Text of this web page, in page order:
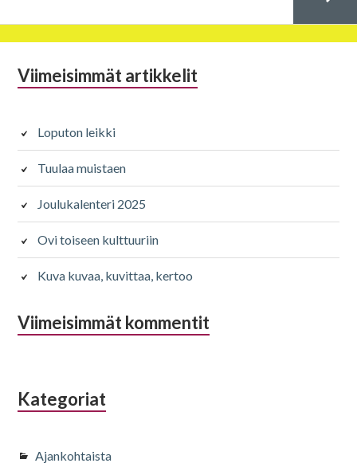
Alapalkin
Viimeisimmät artikkelit
Loputon leikki
Tuulaa muistaen
Joulukalenteri 2025
Ovi toiseen kulttuuriin
Kuva kuvaa, kuvittaa, kertoo
Viimeisimmät kommentit
Kategoriat
Ajankohtaista